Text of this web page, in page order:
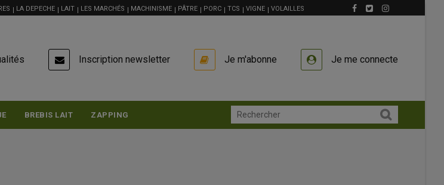
LA DEPECHE LAIT LES MARCHÉS MACHINISME PÂTRE PORC TCS VIGNE VOLAILLES
Inscription newsletter Je m'abonne Je me connecte
BREBIS LAIT ZAPPING